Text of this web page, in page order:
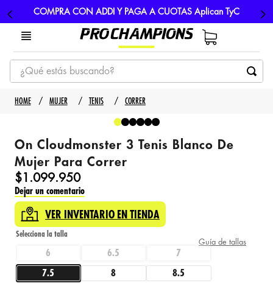
COMPRA CON ADDI Y PAGA A CUOTAS Aplican TyC
¿Qué estás buscando?
TÉRMINOS MÁS BUSCADOS
3
guayos
5. gorras
MUJER TENIS CORRER
On Cloudmonster 3 Tenis Blanco De
Mujer Para Correr
$1 .099.950
Dejar un comentario
VER INVENTARIO EN TIENDA
Guía de tallas
6 6.5 7
7.5 8 8.5